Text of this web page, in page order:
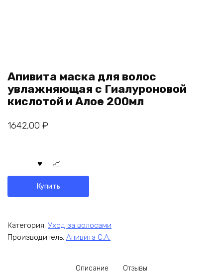
Апивита маска для волос
увлажняющая с Гиалуроновой
кислотой и Алое 200мл
1642,00 ₽
Купить
Категория: Уход за волосами
Производитель: Апивита С.А.
Описание Отзывы